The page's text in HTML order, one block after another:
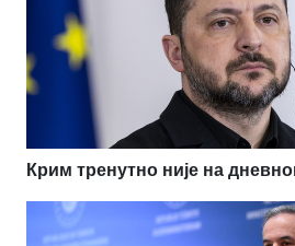
Крим тренутно није на